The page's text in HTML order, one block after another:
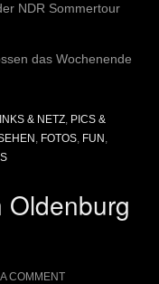
NDR Sommertour
das Wochenende
& NETZ, PICS &
, FOTOS, FUN ,
Oldenburg
COMMENT